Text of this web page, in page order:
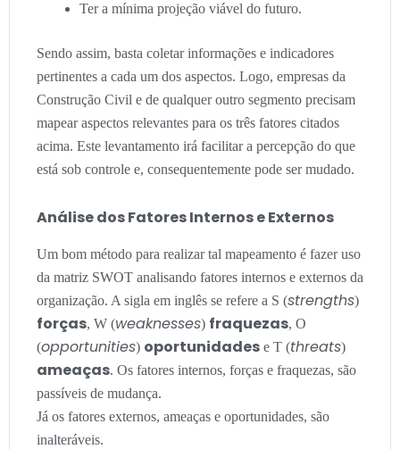
Ter a mínima projeção viável do futuro.
Sendo assim, basta coletar informações e indicadores
pertinentes a cada um dos aspectos. Logo, empresas da
Construção Civil e de qualquer outro segmento precisam
mapear aspectos relevantes para os três fatores citados
acima. Este levantamento irá facilitar a percepção do que
está sob controle e, consequentemente pode ser mudado.
Análise dos Fatores Internos e Externos
Um bom método para realizar tal mapeamento é fazer uso
da matriz SWOT analisando fatores internos e externos da
organização. A sigla em inglês se refere a S (strengths)
forças, W (weaknesses) fraquezas, O
(opportunities) oportunidades e T (threats)
ameaças. Os fatores internos, forças e fraquezas, são
passíveis de mudança.
Já os fatores externos, ameaças e oportunidades, são
inalteráveis.